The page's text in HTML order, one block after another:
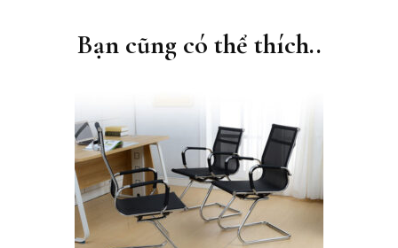
Bạn cũng có thể thích..